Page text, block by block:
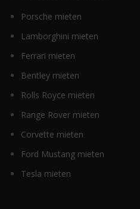
Porsche mieten
Lamborghini mieten
Ferrari mieten
Bentley mieten
Rolls Royce mieten
Range Rover mieten
Corvette mieten
Ford Mustang mieten
Tesla mieten